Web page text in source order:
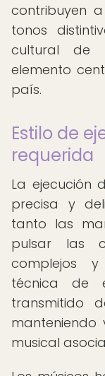
contribuyen
tonos
cultural de
elemento
país.
Estilo de
requerida
La ejecución
precisa y
tanto las
pulsar las
complejos
técnica de
transmitido
musical